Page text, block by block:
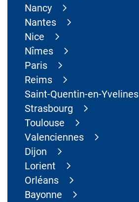
Nancy
Nantes
Nice
Nîmes
Paris
Reims
Saint-Quentin-en-Yvelines
Strasbourg
Toulouse
Valenciennes
Dijon
Lorient
Orléans
Bayonne